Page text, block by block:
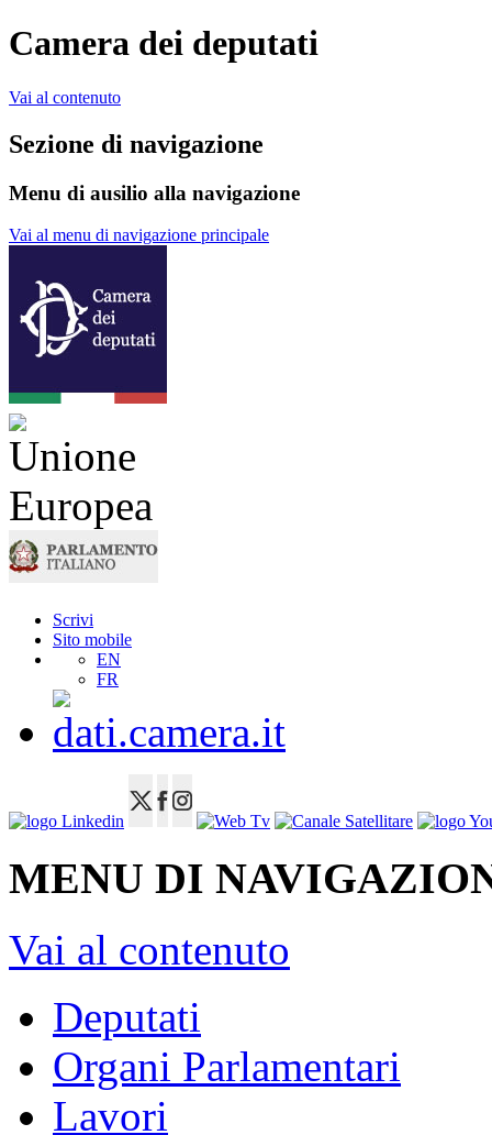
Camera dei deputati
Vai al contenuto
Sezione di navigazione
Menu di ausilio alla navigazione
Vai al menu di navigazione principale
Scrivi
Sito mobile
EN
FR
MENU DI
Vai al contenuto
Deputati
Organi Parlamentari
Lavori